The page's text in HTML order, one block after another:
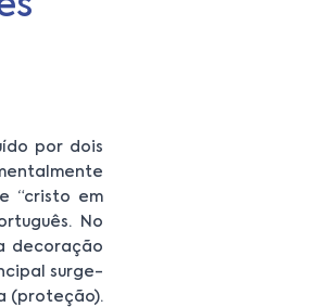
por dois
“cristo em
No
decoração
surge-
(proteção).